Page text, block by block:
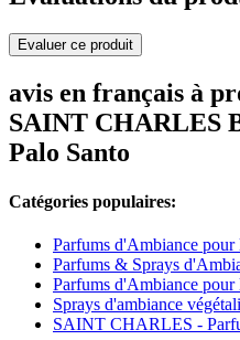
Evaluer ce produit
avis en français à
SAINT CHARLES
Palo Santo
Catégories populaires:
Parfums d'Ambiance pour
Parfums & Sprays
Parfums d'Ambiance
Sprays d'ambiance
SAINT CHARLES -